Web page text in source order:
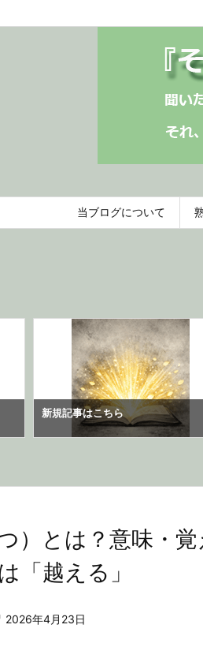
当ブログについて
新規記事はこちら
）とは？意味・
「越える」
2026年4月23日